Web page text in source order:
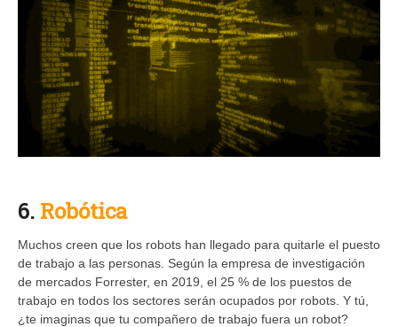
6. Robótica
Muchos creen que los robots han llegado para quitarle el puesto
de trabajo a las personas. Según la empresa de investigación
de mercados Forrester, en 2019, el 25 % de los puestos de
trabajo en todos los sectores serán ocupados por robots. Y tú,
¿te imaginas que tu compañero de trabajo fuera un robot?